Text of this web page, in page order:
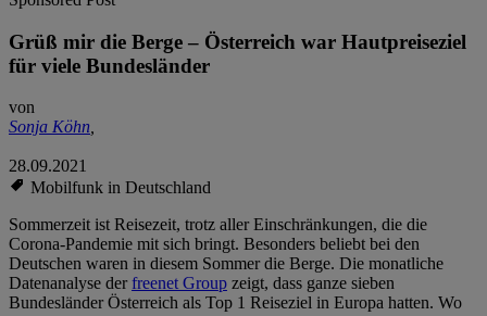
Grüß mir die Berge – Österreich war Hautpreiseziel
für viele Bundesländer
von
Sonja Köhn,
28.09.2021
Mobilfunk in Deutschland
Sommerzeit ist Reisezeit, trotz aller Einschränkungen, die die
Corona-Pandemie mit sich bringt. Besonders beliebt bei den
Deutschen waren in diesem Sommer die Berge. Die monatliche
Datenanalyse derfreenet Group zeigt, dass ganze sieben
Bundesländer Österreich als Top 1 Reiseziel in Europa hatten. Wo